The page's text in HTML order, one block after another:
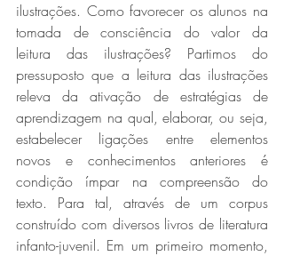
ilustrações. Como favorecer os alunos na
tomada de consciência do valor da
leitura das ilustrações? Partimos do
pressuposto que a leitura das ilustrações
releva da ativação de estratégias de
aprendizagem na qual, elaborar, ou seja,
estabelecer ligações entre elementos
novos e conhecimentos anteriores é
condição ímpar na compreensão do
texto. Para tal, através de um corpus
construído com diversos livros de literatura
infanto-juvenil. Em um primeiro momento,